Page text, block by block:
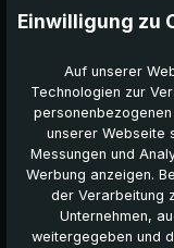
(LSF 50+) -
das Basismodell
Lösung für alle,
sei es beim
beim
transparenten
50+ bietet er
auch vor
leichte Gestell
dafür, dass der
etwas leichter
Regulärer Preis:
99,90 €
Einwilligung zu
Auf unserer
Technologien zur
unserer Webseite
Messungen und
Werbung anzeigen.
der Verarbeitung
Unternehmen,
weitergegeben und